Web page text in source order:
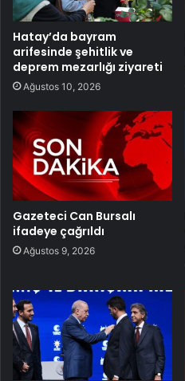
Hatay’da bayram
arifesinde şehitlik ve
deprem mezarlığı ziyareti
Ağustos 10, 2026
Gazeteci Can Bursalı
ifadeye çağrıldı
Ağustos 9, 2026